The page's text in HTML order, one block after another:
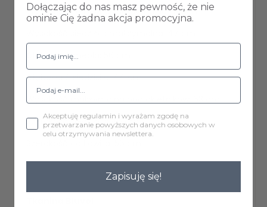
Wysokość całkowita maksymalna : 80 cm
Głębokość mebla: 56 cm
Głębokość siedziska: 44 cm
Wysokość maksymalna podłokietników: 63 cm
Szerokość siedziska: 46 cm
Dołączając do nas masz pewność, że nie
ominie Cię żadna akcja promocyjna.
Akceptuję regulamin i wyrażam zgodę na
przetwarzanie powyższych danych osobowych w
celu otrzymywania newslettera.
Zapisuję się!